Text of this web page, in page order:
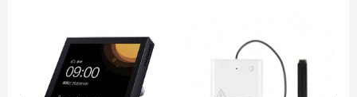
Công tắc 2 nút:
2 nút vật lý
Công tắc 4 nút:
3 nút vật lý + 1 nút ngữ cảnh